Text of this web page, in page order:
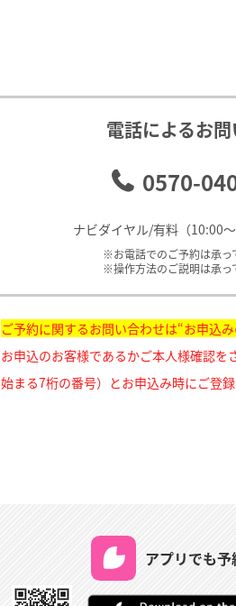
電話によるお
0570-
ナビダイヤル/有料（10:00
※お電話でのご予約は承っ
※操作方法のご説明は承っ
ご予約に関するお問い合わせは“お申込
お申込のお客様であるかご本人様確認
始まる7桁の番号）とお申込み時にご登
アプリでも予